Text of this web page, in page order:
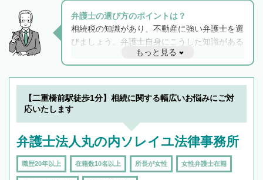
弁護士の選び方のポイントは？
相続税の知識があり、不動産に強い弁護士を選
びましょう。弁護士自身にこうした知識がある
と他士業との連携もスムーズに進み、トラブル
解決のみならず相続をトータルで任せることが
できます。また、相続は感情がからむ分野なの
でフィーリングも重要です。実際に電話や面談
で複数の弁護士と会話をしてウマが合う方に依
もっと見る
【二重橋前駅徒歩1分】相続に関する幅広いお悩みにご対
応いたします
弁護士法人丸の内ソレイユ法律事務所
職歴20年以上 在籍数10名以上 所長が女性 女性弁護士在籍